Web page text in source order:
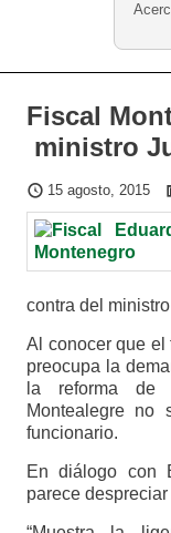
Fiscal
ministro
15 agosto, 2015
contra del
Al conocer que
preocupa la
la reforma de
Montealegre no
funcionario.
En diálogo con
parece